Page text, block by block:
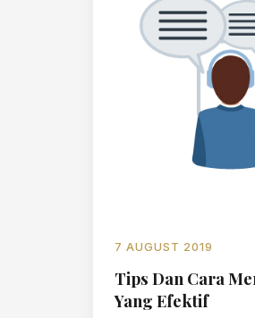
7 AUGUST 2019
Tips Dan Cara
Yang Efektif